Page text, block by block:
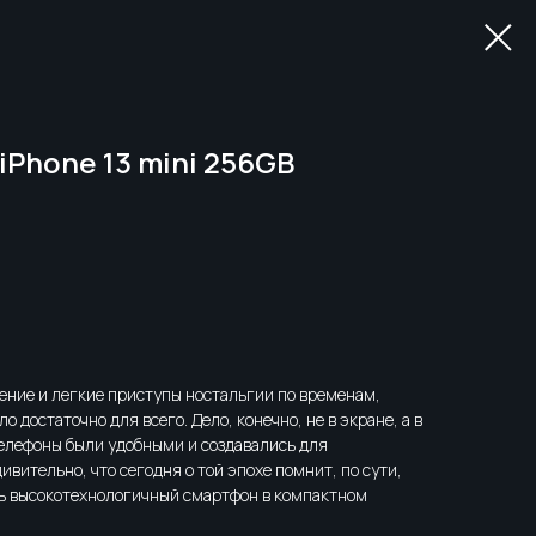
13 mini 256GB
и легкие приступы ностальгии по временам,
достаточно для всего. Дело, конечно, не в экране, а в
были удобными и создавались для
что сегодня о той эпохе помнит, по сути,
высокотехнологичный смартфон в компактном